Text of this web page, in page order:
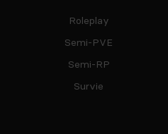
Roleplay
Semi-PVE
Semi-RP
Survie